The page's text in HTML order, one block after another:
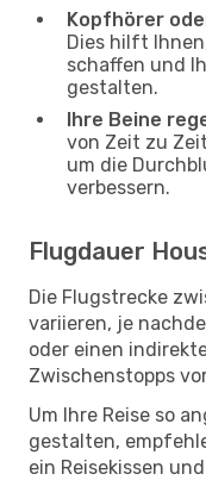
Kopfhörer
Dies hilft
schaffen und
gestalten.
Ihre Beine
von Zeit zu
um die
verbessern.
Flugdauer
Die Flugstrecke
variieren, je
oder einen
Zwischenstopps
Um Ihre Reise so
gestalten,
ein Reisekissen